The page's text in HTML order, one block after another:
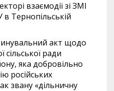
взаємодії зі ЗМІ
Тернопільській
акт щодо
сільської ради
яка добровільно
російських
звану «дільничну